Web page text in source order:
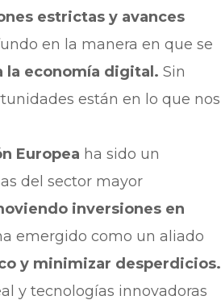
estrictas y avances
en la manera en que se
la economía digital. Sin
están en lo que nos
Europea ha sido un
del sector mayor
inversiones en
emergido como un aliado
y minimizar desperdicios.
y tecnologías innovadoras